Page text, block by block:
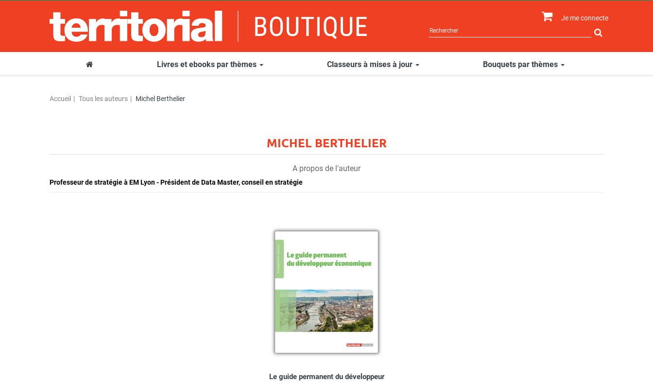
Je me connecte
Livres et ebooks par thèmes Classeurs à mises à jour Bouquets par thèmes
Accueil Tous les auteurs Michel Berthelier
MICHEL BERTHELIER
A propos de l'auteur
Professeur de stratégie à EM Lyon - Président de Data Master, conseil en stratégie
Le guide permanent du développeur